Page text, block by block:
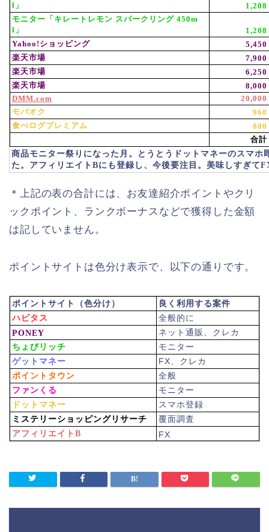
l」
1,208
モニター「キレートレモン スパークリング 450m
l」
1,208
Yahoo!ショッピング
5,450
楽天市場
7,900
楽天市場
6,250
楽天市場
8,000
DMM.com
20,000
モバオク
960
食べログプレミアム
800
合計
商品モニター祭りになった月。とうとうドットマネーのスマホ
た。アフィリエイトBにも登録し、今後要注目。美味しすぎて
＊上記の表の合計には、お友達紹介ポイントやクリ
ックポイント、ランクボーナスなどで獲得した金額
は記していません。
ポイントサイトは色分け表示で、以下の通りです。
ポイントサイト（色分け）
良く利用する案件
ハピタス
全般的に
PONEY
ネット通販、クレカ
ちょびリッチ
モニター
ゲットマネー
FX、クレカ
ポイントタウン
全般
ファンくる
モニター
ドットマネー
スマホ登録
ミステリーショッピングリサーチ
覆面調査
アフィリエイトB
FX